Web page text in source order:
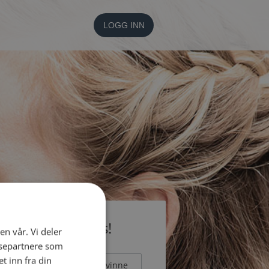
LOGG INN
medlem gratis!
Mann Kvinne
vår. Vi deler
som
inn fra din